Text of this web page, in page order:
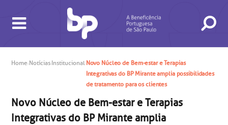
BUSCA
CONSULTAS E EXAMES
ATENDIMENTO 24H
CONHEÇA AS UNIDADES
INSTITUCIONAL
NOSSOS SERVIÇOS
INFORMAÇÕES ÚTEIS
ESPECIALIDADES
Home Notícias Institucional Novo Núcleo de Bem-estar e Terapias
Integrativas do BP Mirante amplia possibilidades
de tratamento para os clientes
Novo Núcleo de Bem-estar e Terapias
Integrativas do BP Mirante amplia